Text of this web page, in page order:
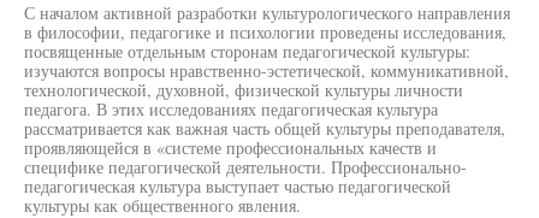
С началом активной разработки культурологического направления
в философии, педагогике и психологии проведены исследования,
посвященные отдельным сторонам педагогической культуры:
изучаются вопросы нравственно-эстетической, коммуникативной,
технологической, духовной, физической культуры личности
педагога. В этих исследованиях педагогическая культура
рассматривается как важная часть общей культуры преподавателя,
проявляющейся в «системе профессиональных качеств и
специфике педагогической деятельности. Профессионально-
педагогическая культура выступает частью педагогической
культуры как общественного явления.